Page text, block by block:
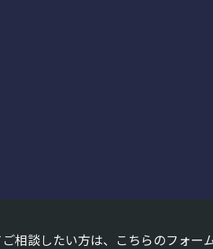
談したい方は、こちらのフォー